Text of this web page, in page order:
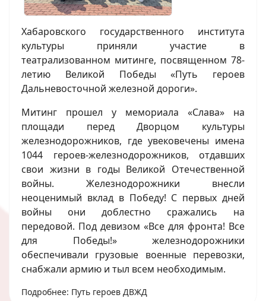
Хабаровского государственного института
культуры приняли участие в
театрализованном митинге, посвященном 78-
летию Великой Победы «Путь героев
Дальневосточной железной дороги».
Митинг прошел у мемориала «Слава» на
площади перед Дворцом культуры
железнодорожников, где увековечены имена
1044 героев-железнодорожников, отдавших
свои жизни в годы Великой Отечественной
войны. Железнодорожники внесли
неоценимый вклад в Победу! С первых дней
войны они доблестно сражались на
передовой. Под девизом «Все для фронта! Все
для Победы!» железнодорожники
обеспечивали грузовые военные перевозки,
снабжали армию и тыл всем необходимым.
Подробнее: Путь героев ДВЖД